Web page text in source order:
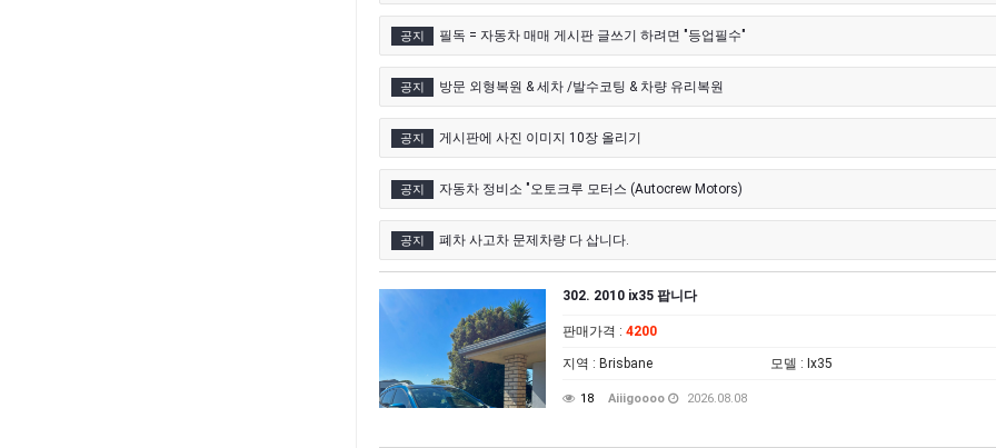
공지 필독 = 자동차 매매 게시판 글쓰기 하려면 "등업필수"
공지 방문 외형복원 & 세차 /발수코팅 & 차량 유리복원
공지 게시판에 사진 이미지 10장 올리기
공지 자동차 정비소 "오토크루 모터스 (Autocrew Motors)
공지 폐차 사고차 문제차량 다 삽니다.
302. 2010 ix35 팝니다
판매가격 : 4200
지역 : Brisbane 모델 : Ix35
18 Aiiigoooo 2026.08.08